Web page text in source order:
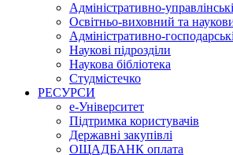
Адміністративно-управлінські
Освітньо-виховний та
Адміністративно-господарські
Наукові підрозділи
Наукова бібліотека
Студмістечко
РЕСУРСИ
е-Університет
Підтримка користувачів
Державні закупівлі
ОЩАДБАНК оплата